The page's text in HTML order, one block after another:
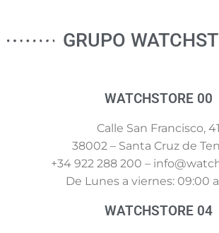
GRUPO
WATCHSTORE 00
Calle San Francisco, 41
38002 – Santa Cruz de
+34 922 288 200 –
De Lunes a viernes: 09:00
WATCHSTORE 04